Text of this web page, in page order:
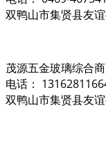
双鸭山市集贤县友
茂源五金玻璃综合
电话：
双鸭山市集贤县友